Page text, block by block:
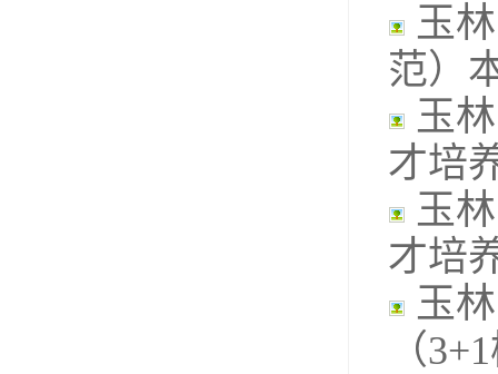
玉
范）
玉
才培
玉
才培
玉
（